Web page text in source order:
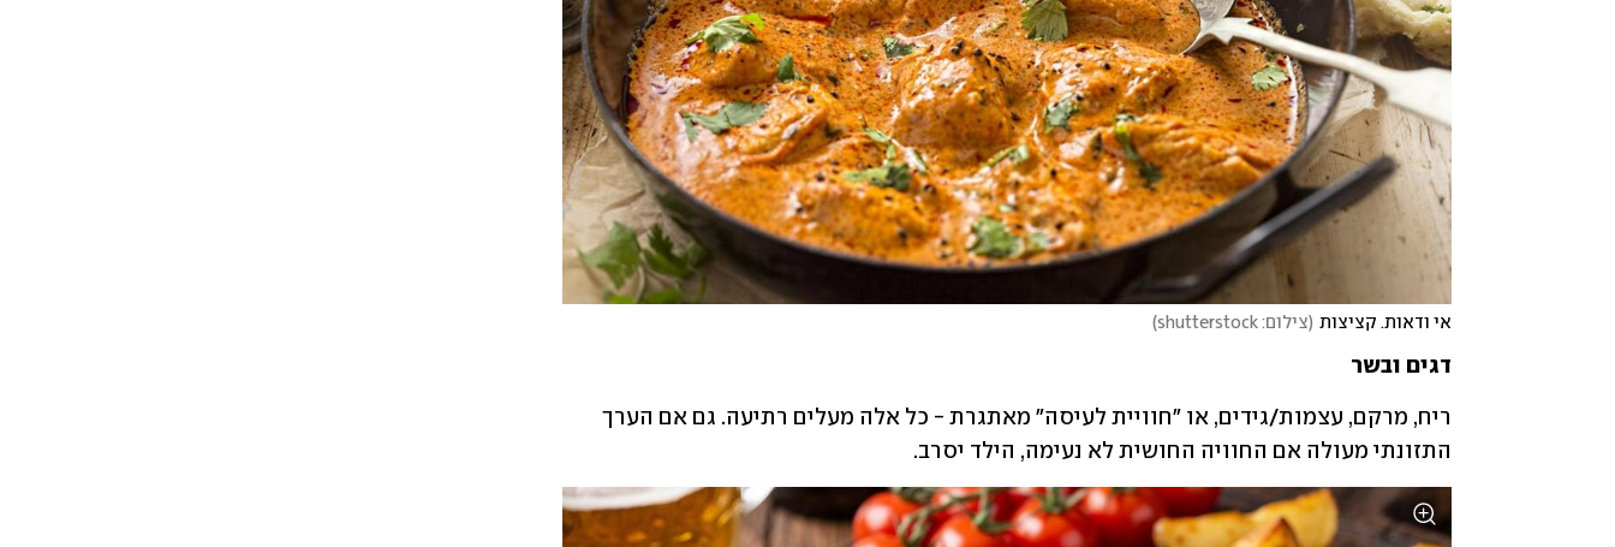
אי ודאות. קציצות (צילום: shutterstock )
דגים ובשר
התזונתי מעולה אם החוויה החושית לא נעימה, הילד יסרב.